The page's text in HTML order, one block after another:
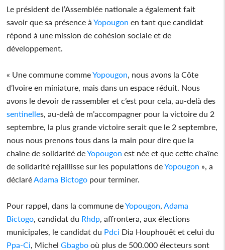
Le président de l’Assemblée nationale a également fait
savoir que sa présence àYopougon en tant que candidat
répond à une mission de cohésion sociale et de
développement.
« Une commune commeYopougon , nous avons la Côte
d’Ivoire en miniature, mais dans un espace réduit. Nous
avons le devoir de rassembler et c’est pour cela, au-delà des
sentinelles, au-delà de m’accompagner pour la victoire du 2
septembre, la plus grande victoire serait que le 2 septembre,
nous nous prenons tous dans la main pour dire que la
chaîne de solidarité deYopougon est née et que cette chaîne
de solidarité rejaillisse sur les populations deYopougon », a
déclaré Adama Bictogo pour terminer.
Pour rappel, dans la commune deYopougon Adama
Bictogo , candidat du Rhdp , affrontera, aux élections
municipales, le candidat du Pdci Dia Houphouët et celui du
Ppa-Ci , MichelGbagbo où plus de 500.000 électeurs sont